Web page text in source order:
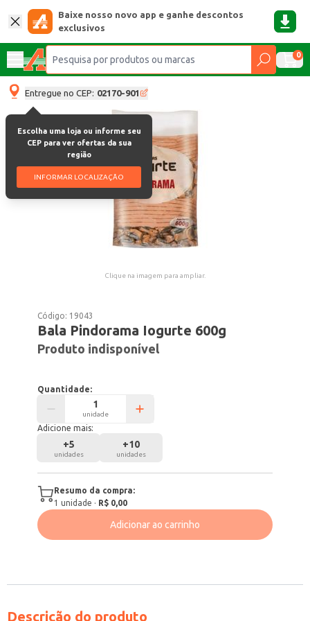
Baixe nosso novo app e ganhe descontos
exclusivos
0
Entregue no CEP: 02170-901
Escolha uma loja ou informe seu
CEP para ver ofertas da sua
região
INFORMAR LOCALIZAÇÃO
Clique na imagem para ampliar.
Código: 19043
Bala Pindorama Iogurte 600g
Produto indisponível
Quantidade:
unidade
Adicione mais:
+5
unidades
+10
unidades
Resumo da compra:
1 unidade · R$ 0,00
Adicionar ao carrinho
Descrição do produto